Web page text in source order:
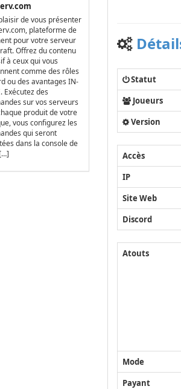
plaisir de vous présenter
plateforme de
pour votre serveur
Offrez du contenu
à ceux qui vous
comme des rôles
ou des avantages IN-
Exécutez des
sur vos serveurs
produit de votre
vous configurez les
qui seront
dans la console de
Statut
Joueurs
Version
Accès
IP
Site Web
Discord
Atouts
Mode
Payant